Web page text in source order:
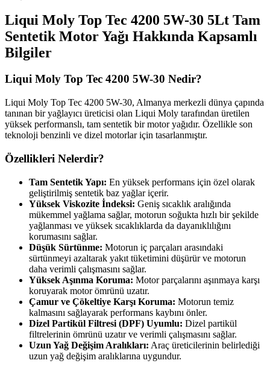
Liqui Moly Top Tec 4200 5W-30 5Lt Tam
Sentetik Motor Yağı Hakkında Kapsamlı
Bilgiler
Liqui Moly Top Tec 4200 5W-30 Nedir?
Liqui Moly Top Tec 4200 5W-30, Almanya merkezli dünya çapında
tanınan bir yağlayıcı üreticisi olan Liqui Moly tarafından üretilen
yüksek performanslı, tam sentetik bir motor yağıdır. Özellikle son
teknoloji benzinli ve dizel motorlar için tasarlanmıştır.
Özellikleri Nelerdir?
Tam Sentetik Yapı: En yüksek performans için özel olarak
geliştirilmiş sentetik baz yağlar içerir.
Yüksek Viskozite İndeksi: Geniş sıcaklık aralığında
mükemmel yağlama sağlar, motorun soğukta hızlı bir şekilde
yağlanması ve yüksek sıcaklıklarda da dayanıklılığını
korumasını sağlar.
Düşük Sürtünme: Motorun iç parçaları arasındaki
sürtünmeyi azaltarak yakıt tüketimini düşürür ve motorun
daha verimli çalışmasını sağlar.
Yüksek Aşınma Koruma: Motor parçalarını aşınmaya karşı
koruyarak motor ömrünü uzatır.
Çamur ve Çökeltiye Karşı Koruma: Motorun temiz
kalmasını sağlayarak performans kaybını önler.
Dizel Partikül Filtresi (DPF) Uyumlu: Dizel partikül
filtrelerinin ömrünü uzatır ve verimli çalışmasını sağlar.
Uzun Yağ Değişim Aralıkları: Araç üreticilerinin belirlediği
uzun yağ değişim aralıklarına uygundur.